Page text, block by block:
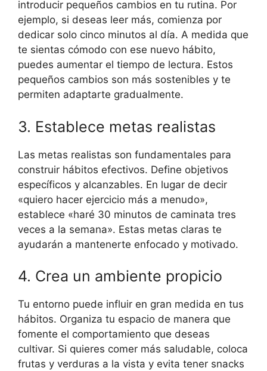
introducir pequeños cambios en tu rutina. Por
ejemplo, si deseas leer más, comienza por
dedicar solo cinco minutos al día. A medida que
te sientas cómodo con ese nuevo hábito,
puedes aumentar el tiempo de lectura. Estos
pequeños cambios son más sostenibles y te
permiten adaptarte gradualmente.
3. Establece metas realistas
Las metas realistas son fundamentales para
construir hábitos efectivos. Define objetivos
específicos y alcanzables. En lugar de decir
«quiero hacer ejercicio más a menudo»,
establece «haré 30 minutos de caminata tres
veces a la semana». Estas metas claras te
ayudarán a mantenerte enfocado y motivado.
4. Crea un ambiente propicio
Tu entorno puede influir en gran medida en tus
hábitos. Organiza tu espacio de manera que
fomente el comportamiento que deseas
cultivar. Si quieres comer más saludable, coloca
frutas y verduras a la vista y evita tener snacks